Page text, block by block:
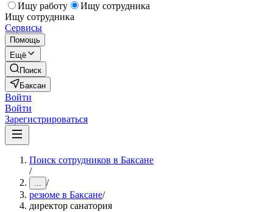
Ищу работу
Ищу сотрудника
Ищу сотрудника
Сервисы
Помощь
Ещё
Поиск
Баксан
Войти
Войти
Зарегистрироваться
Поиск сотрудников в Баксане
/
... /
резюме в Баксане/
директор санатория